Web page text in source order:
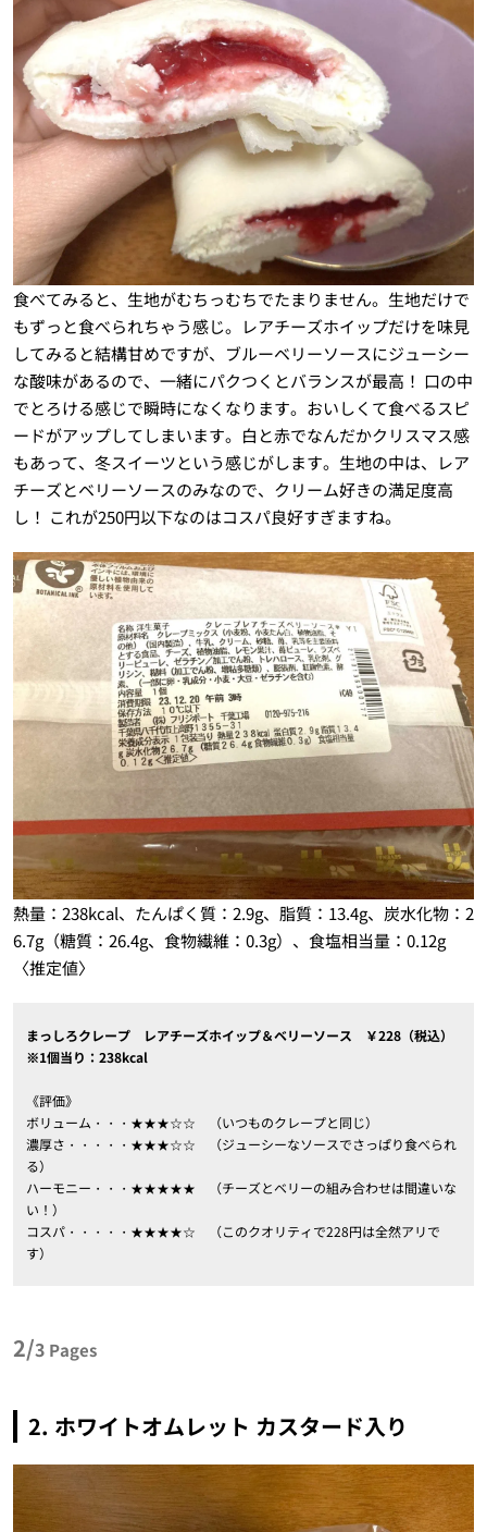
食べてみると、生地がむちっむちでたまりません。生地だけで
もずっと食べられちゃう感じ。レアチーズホイップだけを味見
してみると結構甘めですが、ブルーベリーソースにジューシー
な酸味があるので、一緒にパクつくとバランスが最高！ 口の中
でとろける感じで瞬時になくなります。おいしくて食べるスピ
ードがアップしてしまいます。白と赤でなんだかクリスマス感
もあって、冬スイーツという感じがします。生地の中は、レア
チーズとベリーソースのみなので、クリーム好きの満足度高
し！ これが250円以下なのはコスパ良好すぎますね。
熱量：238kcal、たんぱく質：2.9g、脂質：13.4g、炭水化物：2
6.7g（糖質：26.4g、食物繊維：0.3g）、食塩相当量：0.12g
〈推定値〉
まっしろクレープ レアチーズホイップ＆ベリーソース ￥228（税込）
※1個当り：238kcal
《評価》
ボリューム・・・★★★☆☆ （いつものクレープと同じ）
濃厚さ・・・・・★★★☆☆ （ジューシーなソースでさっぱり食べられ
る）
ハーモニー・・・★★★★★ （チーズとベリーの組み合わせは間違いな
い！）
コスパ・・・・・★★★★☆ （このクオリティで228円は全然アリで
す）
2/3 Pages
2. ホワイトオムレット カスタード入り